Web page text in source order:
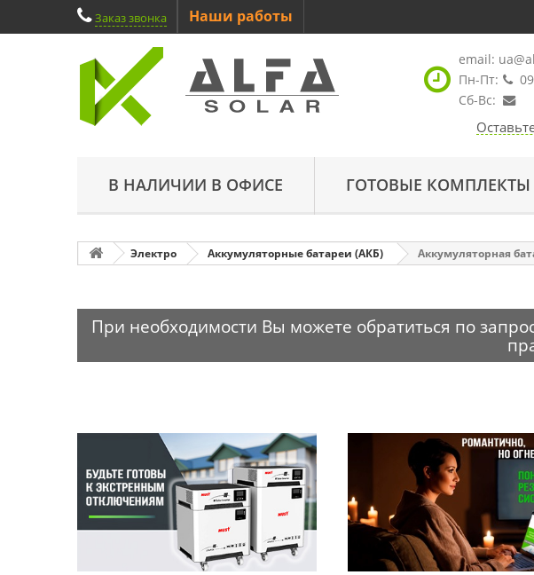
Заказ звонка Наши работы
email:
Пн-Пт:
Сб-Вс:
В НАЛИЧИИ В ОФИСЕ ГОТОВЫЕ КОМПЛЕКТЫ
Электро Аккумуляторные батареи (АКБ) Аккумуляторная
При необходимости Вы можете обратиться по